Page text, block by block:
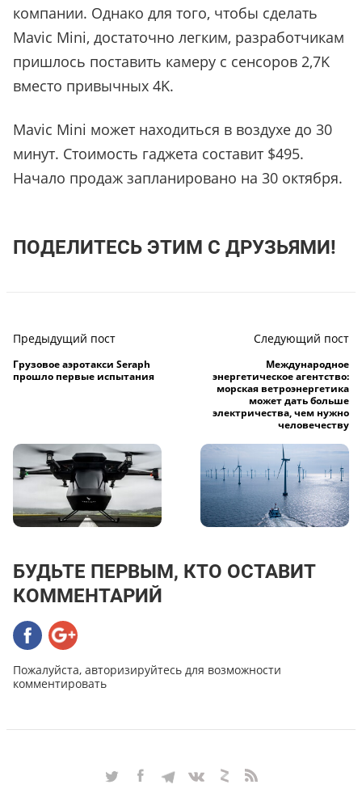
компании. Однако для того, чтобы сделать
Mavic Mini, достаточно легким, разработчикам
пришлось поставить камеру с сенсоров 2,7K
вместо привычных 4K.
Mavic Mini может находиться в воздухе до 30
минут. Стоимость гаджета составит $495.
Начало продаж запланировано на 30 октября.
ПОДЕЛИТЕСЬ ЭТИМ С ДРУЗЬЯМИ!
Предыдущий пост
Грузовое аэротакси Seraph
прошло первые испытания
Следующий пост
Международное
энергетическое агентство:
морская ветроэнергетика
может дать больше
электричества, чем нужно
человечеству
БУДЬТЕ ПЕРВЫМ, КТО ОСТАВИТ
КОММЕНТАРИЙ
Пожалуйста, авторизируйтесь для возможности
комментировать